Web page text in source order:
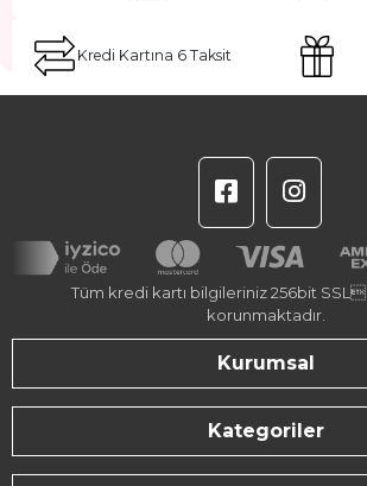
Kredi Kartına 6 Taksit
Tüm kredi kartı bilgileriniz 256bit
korunmaktadır.
Kurumsal
Kategoriler